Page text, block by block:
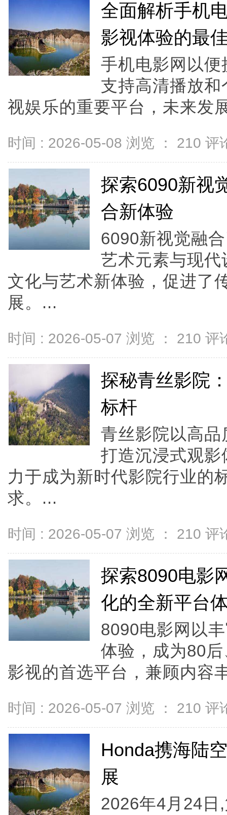
全面解析手机
影视体验的最
手机电影网以
支持高清播放
视娱乐的重要平台，未来发
时间 : 2026-05-08 浏览 ： 210 评
探索6090新视
合新体验
6090新视觉融
艺术元素与现
文化与艺术新体验，促进了
展。...
时间 : 2026-05-07 浏览 ： 210 评
探秘青丝影院
标杆
青丝影院以高
打造沉浸式观
力于成为新时代影院行业的
求。...
时间 : 2026-05-07 浏览 ： 210 评
探索8090电影
化的全新平台
8090电影网以
体验，成为80
影视的首选平台，兼顾内容
时间 : 2026-05-07 浏览 ： 210 评
Honda携海陆
展
2026年4月24日